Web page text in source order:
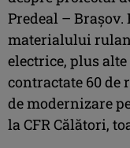
Predeal –
materialului
electrice, plus
contractate 60 de
de modernizare
la CFR Călători,